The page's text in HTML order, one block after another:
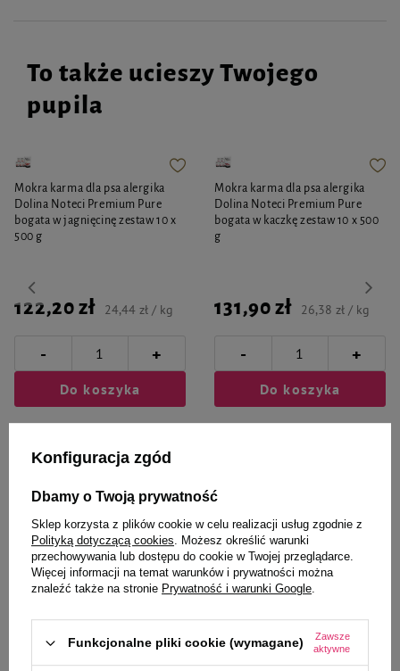
To także ucieszy Twojego
pupila
Mokra karma dla psa alergika
Dolina Noteci Premium Pure
bogata w jagnięcinę zestaw 10 x
500 g
122,20 zł 24,44 zł / kg
- +
Do koszyka
Mokra karma dla psa alergika
Dolina Noteci Premium Pure
bogata w kaczkę zestaw 10 x 500
g
131,90 zł 26,38 zł / kg
- +
Do koszyka
Wybrane specjalnie dla
Ciebie i Twojego czworonoga
Mokra karma dla psa alergika
Dolina Noteci Premium Pure
Mokra karma dla psa alergika
Dolina Noteci Premium Pure
Konfiguracja zgód
Dbamy o Twoją prywatność
Sklep korzysta z plików cookie w celu realizacji usług zgodnie z
Polityką dotyczącą cookies. Możesz określić warunki
przechowywania lub dostępu do cookie w Twojej przeglądarce.
Więcej informacji na temat warunków i prywatności można
znaleźć także na stronie Prywatność i warunki Google.
Funkcjonalne pliki cookie (wymagane)
Zawsze
aktywne